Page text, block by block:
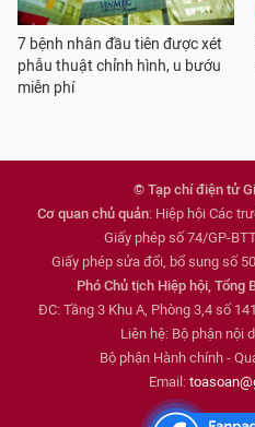
7 bệnh nhân đầu tiên được xét
phẫu thuật chỉnh hình, u bướu
miễn phí
© Tạp chí điện tử
Cơ quan chủ quản: Hiệp hội Các
Giấy phép số 74/GP-
Giấy phép sửa đổi, bổ sung số
Phó Chủ tịch Hiệp hội, Tổng
ĐC: Tầng 3 Khu A, Phòng 3,4 số
Liên hệ: Bộ phận nội
Bộ phận Hành chính -
Email: